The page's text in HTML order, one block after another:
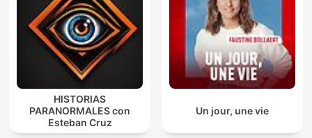
HISTORIAS
PARANORMALES con
Esteban Cruz
Un jour, une vie